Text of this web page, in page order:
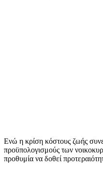
Ενώ η κρίση κόστους ζωής
προϋπολογισμούς των
προθυμία να δοθεί